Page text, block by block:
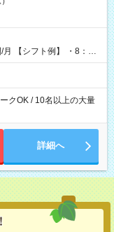
00
クOK / 10名以上の大量
詳細へ